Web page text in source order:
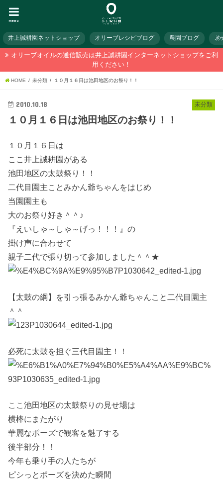
menu
井上誠耕園ネットショップ オリーブレシピブログ 農園ブログ メ
オリーブオイルの通信販売は井上誠耕園インターネットショップをご利
用ください！
HOME 未分類 １０月１６日は池田地区のお祭り！！
未分類
2010.10.18
１０月１６日は池田地区のお祭り！！
１０月１６日は
ここ井上誠耕園がある
池田地区の太鼓祭り！！
二代目園主ことみかん爺ちゃんをはじめ
当園園主も
大のお祭り好き＾＾♪
『えいしゃ～しゃ～げっ！！！』の
掛け声に合わせて
親子二代で張り切って参加しました＾＾★
【太鼓の綱】を引っ張るみかん爺ちゃんこと二代目園主
＾＾
必死に太鼓を担ぐ三代目園主！！
ここ池田地区の太鼓祭りの見せ場は
横棒にまたがり
華麗なポーズで観客を魅了する
後半部分！！
今年も乗り手の人たちが
ピシっとポーズを決めた瞬間